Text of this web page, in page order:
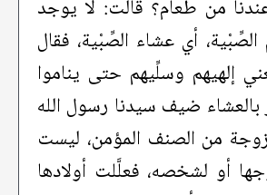
من طعام؟ قالت: لا يوجد
الصِّبْية، أي عشاء الصِّبْية، فقال
إلهيهم وسلِّيهم حتى يناموا
بالعشاء ضيف سيدنا رسول الله
من الصنف المؤمن، ليست
أو لشخصه، فعلَّلت أولادها